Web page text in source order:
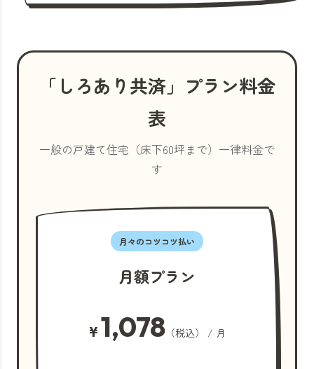
「しろあり共済」プラン料金
表
一般の戸建て住宅（床下60坪まで）一律料金で
す
月々のコツコツ払い
月額プラン
¥1,078（税込） / 月